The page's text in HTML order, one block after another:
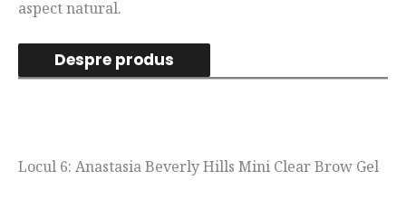
aspect natural.
Despre produs
Locul 6: Anastasia Beverly Hills Mini Clear Brow Gel